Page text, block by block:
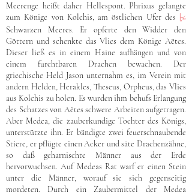
Meerenge heißt daher Hellespont. Phrixus gelangte
zum Könige von Kolchis, am östlichen Ufer des
76
Schwarzen Meeres. Er opferte den Widder den
Göttern und schenkte das Vlies dem Könige Aëtes.
Dieser ließ es in einem Haine aufhängen und von
einem furchtbaren Drachen bewachen. Der
griechische Held Jason unternahm es, im Verein mit
andern Helden, Herakles, Theseus, Orpheus, das Vlies
aus Kolchis zu holen. Es wurden ihm behufs Erlangung
des Schatzes von Aëtes schwere Arbeiten aufgetragen.
Aber Medea, die zauberkundige Tochter des Königs,
unterstützte ihn. Er bändigte zwei feuerschnaubende
Stiere, er pflügte einen Acker und säte Drachenzähne,
so daß geharnischte Männer aus der Erde
hervorwuchsen. Auf Medeas Rat warf er einen Stein
unter die Männer, worauf sie sich gegenseitig
mordeten. Durch ein Zaubermittel der Medea